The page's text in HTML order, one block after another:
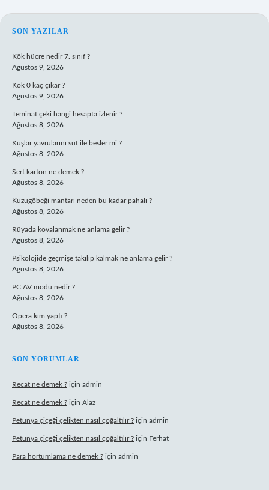
SIDEBAR
SON YAZILAR
Kök hücre nedir 7. sınıf ?
Ağustos 9, 2026
Kök 0 kaç çıkar ?
Ağustos 9, 2026
Teminat çeki hangi hesapta izlenir ?
Ağustos 8, 2026
Kuşlar yavrularını süt ile besler mi ?
Ağustos 8, 2026
Sert karton ne demek ?
Ağustos 8, 2026
Kuzugöbeği mantarı neden bu kadar pahalı ?
Ağustos 8, 2026
Rüyada kovalanmak ne anlama gelir ?
Ağustos 8, 2026
Psikolojide geçmişe takılıp kalmak ne anlama gelir ?
Ağustos 8, 2026
PC AV modu nedir ?
Ağustos 8, 2026
Opera kim yaptı ?
Ağustos 8, 2026
SON YORUMLAR
Recat ne demek ? için admin
Recat ne demek ? için Alaz
Petunya çiçeği çelikten nasıl çoğaltılır ? için admin
Petunya çiçeği çelikten nasıl çoğaltılır ? için Ferhat
Para hortumlama ne demek ? için admin